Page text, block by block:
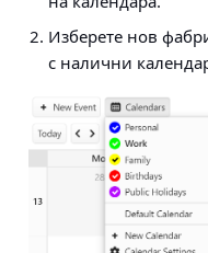
Изберете нов
с налични